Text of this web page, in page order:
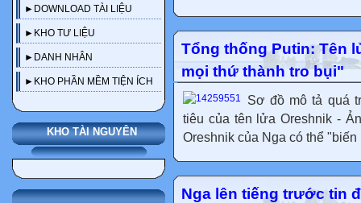
►DOWNLOAD TÀI LIỆU
►KHO TƯ LIỆU
►DANH NHÂN
►KHO PHẦN MỀM TIỆN ÍCH
KHO TÀI NGUYÊN
Tổng thống Putin: Tên
mọi thứ thành tro bụi"
Sơ đồ mô tả quá
tiêu của tên lửa Oreshnik -
Oreshnik của Nga có thể
Nga lên tiếng trước tin